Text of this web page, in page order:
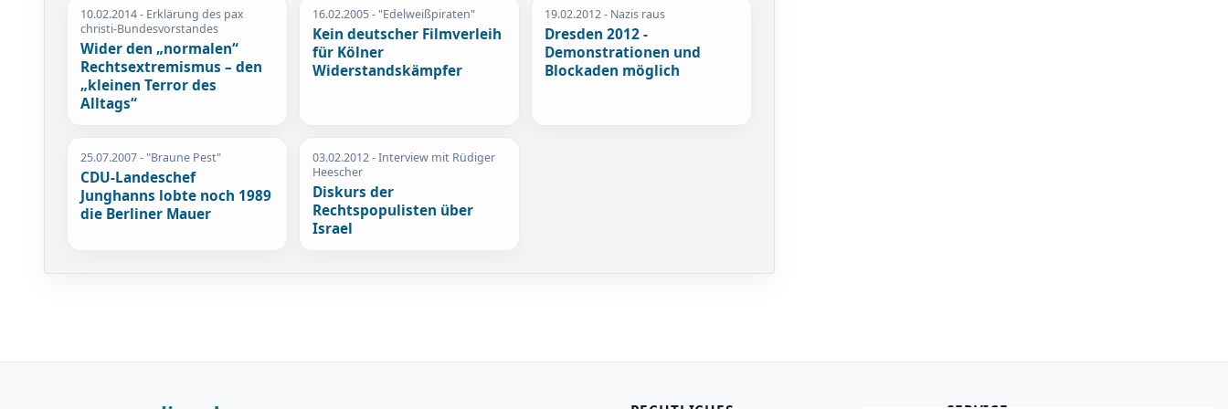
10.02.2014- Erklärung des pax
christi-Bundesvorstandes
Wider den „normalen“
Rechtsextremismus – den
„kleinen Terror des
Alltags“
16.02.2005- "Edelweißpiraten"
Kein deutscher Filmverleih
für Kölner
Widerstandskämpfer
19.02.2012- Nazis raus
Dresden 2012 -
Demonstrationen und
Blockaden möglich
25.07.2007- "Braune Pest"
CDU-Landeschef
Junghanns lobte noch 1989
die Berliner Mauer
03.02.2012- Interview mit Rüdiger
Heescher
Diskurs der
Rechtspopulisten über
Israel